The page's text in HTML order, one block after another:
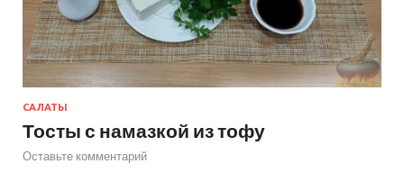
САЛАТЫ
Тосты с намазкой из тофу
Оставьте комментарий